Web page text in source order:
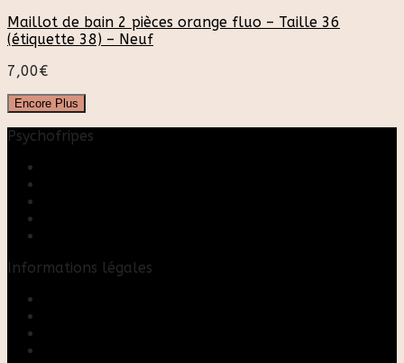
Maillot de bain 2 pièces orange fluo – Taille 36
(étiquette 38) – Neuf
7,00€
Encore Plus
Psychofripes
Informations légales